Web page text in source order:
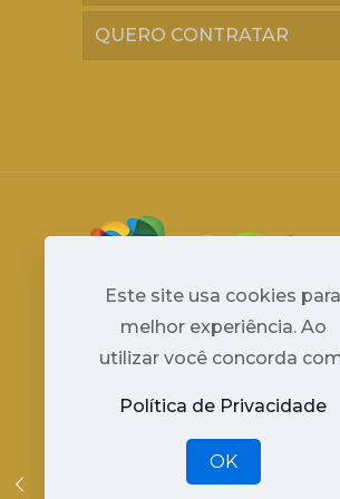
QUERO CONTRATAR
Avenida Paulista 1294 - São
2024 © Travel 365
Niara Tech
Este site usa cookies para
melhor experiência. Ao
utilizar você concorda
Política de Privacidade
OK